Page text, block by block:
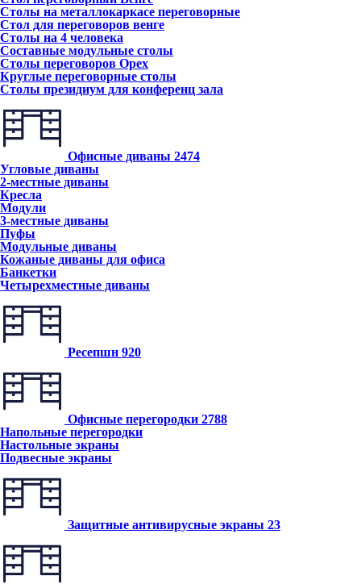
Столы на металлокаркасе переговорные
Стол для переговоров венге
Столы на 4 человека
Составные модульные столы
Столы переговоров Орех
Круглые переговорные столы
Столы президиум для конференц зала
Офисные диваны 2474
Угловые диваны
2-местные диваны
Кресла
Модули
3-местные диваны
Пуфы
Модульные диваны
Кожаные диваны для офиса
Банкетки
Четырехместные диваны
Ресепшн 920
Офисные перегородки 2788
Напольные перегородки
Настольные экраны
Подвесные экраны
Защитные антивирусные экраны 23